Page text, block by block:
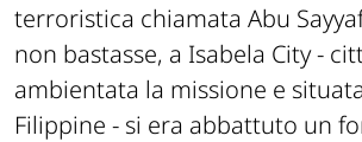
terroristica chiamata Abu
non bastasse, a Isabela City -
ambientata la missione e
Filippine - si era abbattuto un